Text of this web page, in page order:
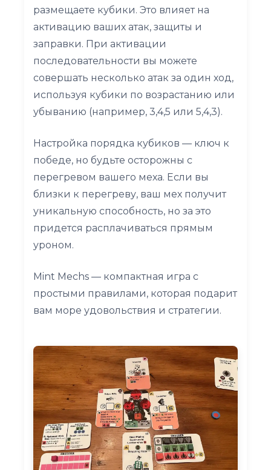
размещаете кубики. Это влияет на
активацию ваших атак, защиты и
заправки. При активации
последовательности вы можете
совершать несколько атак за один ход,
используя кубики по возрастанию или
убыванию (например, 3,4,5 или 5,4,3).
Настройка порядка кубиков — ключ к
победе, но будьте осторожны с
перегревом вашего меха. Если вы
близки к перегреву, ваш мех получит
уникальную способность, но за это
придется расплачиваться прямым
уроном.
Mint Mechs — компактная игра с
простыми правилами, которая подарит
вам море удовольствия и стратегии.